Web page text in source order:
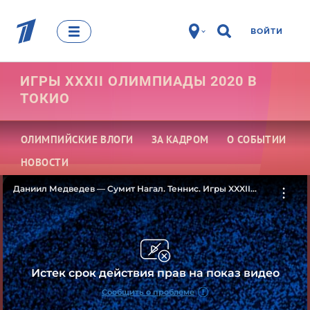
ВОЙТИ
ИГРЫ XXXII ОЛИМПИАДЫ 2020 В
ТОКИО
ОЛИМПИЙСКИЕ ВЛОГИ ЗА КАДРОМ
О СОБЫТИИ
НОВОСТИ
Истек срок действия прав на показ видео
Сообщить о проблеме
Даниил Медведев — Сумит Нагал. Теннис. Игры XXXII
Олимпиады 2020 в Токио